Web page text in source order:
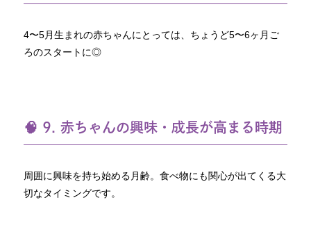
4〜5月生まれの赤ちゃんにとっては、ちょうど5〜6ヶ月ご
ろのスタートに◎
🧠 9. 赤ちゃんの興味・成長が高まる時期
周囲に興味を持ち始める月齢。食べ物にも関心が出てくる大
切なタイミングです。